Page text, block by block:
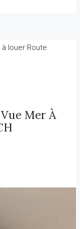
louer Route
Mer À